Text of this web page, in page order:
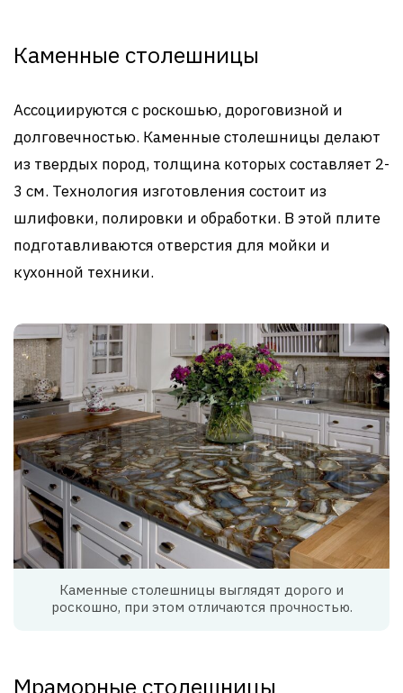
Каменные столешницы
Ассоциируются с роскошью, дороговизной и
долговечностью. Каменные столешницы делают
из твердых пород, толщина которых составляет 2-
3 см. Технология изготовления состоит из
шлифовки, полировки и обработки. В этой плите
подготавливаются отверстия для мойки и
кухонной техники.
Каменные столешницы выглядят дорого и
роскошно, при этом отличаются прочностью.
Мраморные столешницы